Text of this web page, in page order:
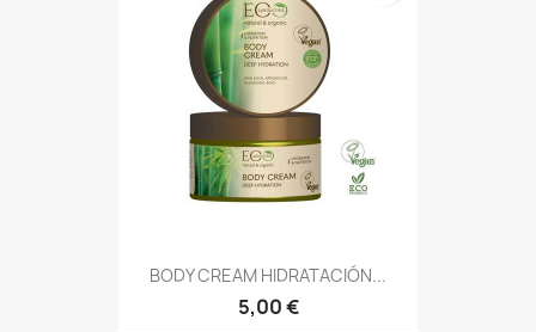
BODY CREAM HIDRATACIÓN...
5,00 €